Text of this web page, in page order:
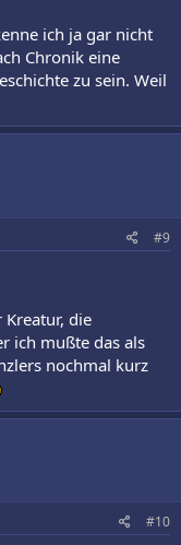
ich ja gar nicht
Chronik eine
zu sein. Weil
#9
die
ich mußte das als
nochmal kurz
#10